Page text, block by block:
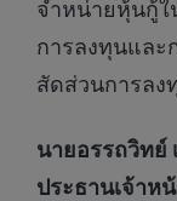
จำหน่ายหุ้นกู้ใ
การลงทุนและ
สัดส่วนการล
นายอรรถวิทย์
ประธานเจ้าห